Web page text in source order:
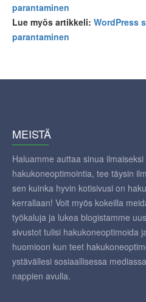
parantaminen
Lue myös artikkeli: WordPress
parantaminen
MEISTÄ
Haluamme auttaa sinua
hakukoneoptimointia, tee täysin
sen kuinka hyvin kotisivusi on
kerrallaan! Voit myös kokeilla
työkaluja ja lukea blogistamme
sivustot tulisi hakukoneoptimoida
huomioon kun teet
ystävällesi sosiaallisessa
nappien avulla.